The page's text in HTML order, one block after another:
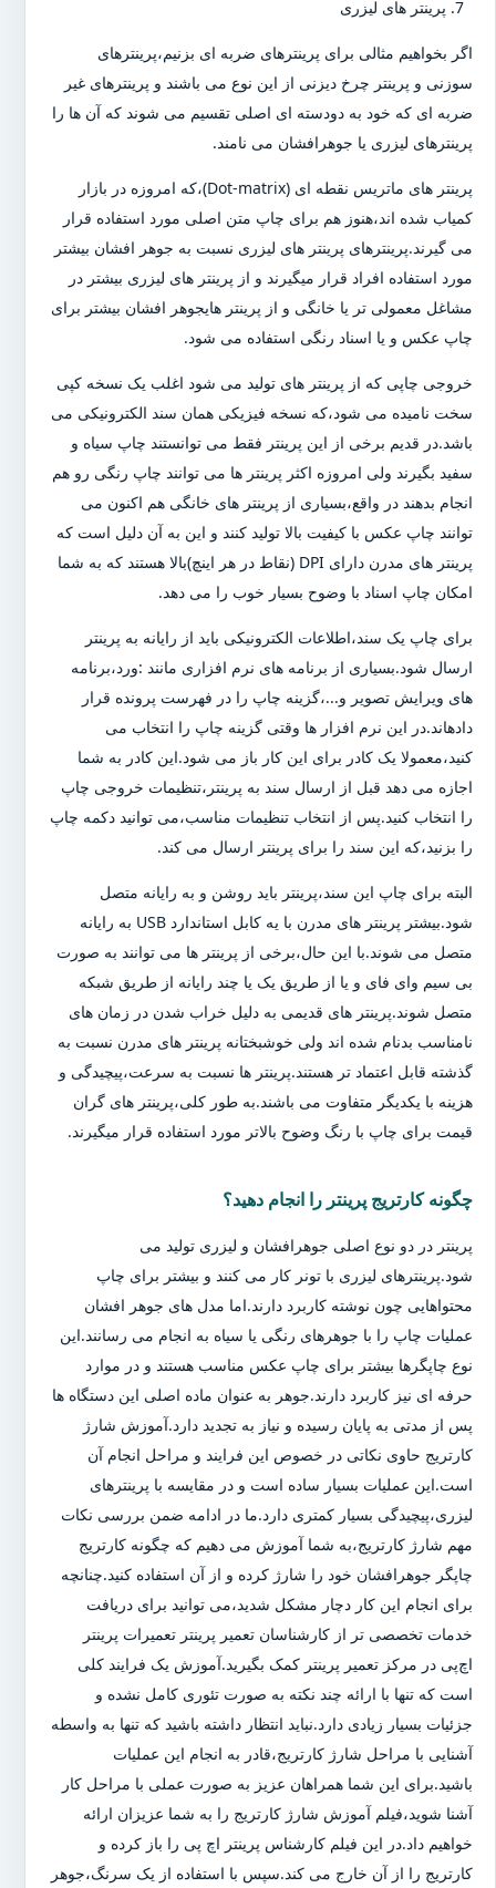
پرینتر های لیزری
اگر بخواهیم مثالی برای پرینترهای ضربه ای بزنیم،پرینترهای
سوزنی و پرینتر چرخ دیزنی از این نوع می باشند و پرینترهای غیر
ضربه ای که خود به دودسته ای اصلی تقسیم می شوند که آن ها را
پرینترهای لیزری یا جوهرافشان می نامند.
پرینتر های ماتریس نقطه ای (Dot-matrix)،که امروزه در بازار
کمیاب شده اند،هنوز هم برای چاپ متن اصلی مورد استفاده قرار
می گیرند.پرینترهای پرینتر های لیزری نسبت به جوهر افشان بیشتر
مورد استفاده افراد قرار میگیرند و از پرینتر های لیزری بیشتر در
مشاغل معمولی تر یا خانگی و از پرینتر هایجوهر افشان بیشتر برای
چاپ عکس و یا اسناد رنگی استفاده می شود.
خروجی چاپی که از پرینتر های تولید می شود اغلب یک نسخه کپی
سخت نامیده می شود،که نسخه فیزیکی همان سند الکترونیکی می
باشد.در قدیم برخی از این پرینتر فقط می توانستند چاپ سیاه و
سفید بگیرند ولی امروزه اکثر پرینتر ها می توانند چاپ رنگی رو هم
انجام بدهند در واقع،بسیاری از پرینتر های خانگی هم اکنون می
توانند چاپ عکس با کیفیت بالا تولید کنند و این به آن دلیل است که
پرینتر های مدرن دارای DPI (نقاط در هر اینچ)بالا هستند که به شما
امکان چاپ اسناد با وضوح بسیار خوب را می دهد.
برای چاپ یک سند،اطلاعات الکترونیکی باید از رایانه به پرینتر
ارسال شود.بسیاری از برنامه های نرم افزاری مانند :ورد،برنامه
های ویرایش تصویر و...،گزینه چاپ را در فهرست پرونده قرار
دادهاند.در این نرم افزار ها وقتی گزینه چاپ را انتخاب می
کنید،معمولا یک کادر برای این کار باز می شود.این کادر به شما
اجازه می دهد قبل از ارسال سند به پرینتر،تنظیمات خروجی چاپ
را انتخاب کنید.پس از انتخاب تنظیمات مناسب،می توانید دکمه چاپ
را بزنید،که این سند را برای پرینتر ارسال می کند.
البته برای چاپ این سند،پرینتر باید روشن و به رایانه متصل
شود.بیشتر پرینتر های مدرن با یه کابل استاندارد USB به رایانه
متصل می شوند.با این حال،برخی از پرینتر ها می توانند به صورت
بی سیم وای فای و یا از طریق یک یا چند رایانه از طریق شبکه
متصل شوند.پرینتر های قدیمی به دلیل خراب شدن در زمان های
نامناسب بدنام شده اند ولی خوشبختانه پرینتر های مدرن نسبت به
گذشته قابل اعتماد تر هستند.پرینتر ها نسبت به سرعت،پیچیدگی و
هزینه با یکدیگر متفاوت می باشند.به طور کلی،پرینتر های گران
قیمت برای چاپ با رنگ وضوح بالاتر مورد استفاده قرار میگیرند.
چگونه کارتریج پرینتر را انجام دهید؟
پرینتر در دو نوع اصلی جوهرافشان و لیزری تولید می
شود.پرینترهای لیزری با تونر کار می کنند و بیشتر برای چاپ
محتواهایی چون نوشته کاربرد دارند.اما مدل های جوهر افشان
عملیات چاپ را با جوهرهای رنگی یا سیاه به انجام می رسانند.این
نوع چاپگرها بیشتر برای چاپ عکس مناسب هستند و در موارد
حرفه ای نیز کاربرد دارند.جوهر به عنوان ماده اصلی این دستگاه ها
پس از مدتی به پایان رسیده و نیاز به تجدید دارد.آموزش شارژ
کارتریج حاوی نکاتی در خصوص این فرایند و مراحل انجام آن
است.این عملیات بسیار ساده است و در مقایسه با پرینترهای
لیزری،پیچیدگی بسیار کمتری دارد.ما در ادامه ضمن بررسی نکات
مهم شارژ کارتریج،به شما آموزش می دهیم که چگونه کارتریج
چاپگر جوهرافشان خود را شارژ کرده و از آن استفاده کنید.چنانچه
برای انجام این کار دچار مشکل شدید،می توانید برای دریافت
خدمات تخصصی تر از کارشناسان تعمیر پرینتر تعمیرات پرینتر
اچ‌پی در مرکز تعمیر پرینتر کمک بگیرید.آموزش یک فرایند کلی
است که تنها با ارائه چند نکته به صورت تئوری کامل نشده و
جزئیات بسیار زیادی دارد.نباید انتظار داشته باشید که تنها به واسطه
آشنایی با مراحل شارژ کارتریج،قادر به انجام این عملیات
باشید.برای این شما همراهان عزیز به صورت عملی با مراحل کار
آشنا شوید،فیلم آموزش شارژ کارتریج را به شما عزیزان ارائه
خواهیم داد.در این فیلم کارشناس پرینتر اچ پی را باز کرده و
کارتریج را از آن خارج می کند.سپس با استفاده از یک سرنگ،جوهر